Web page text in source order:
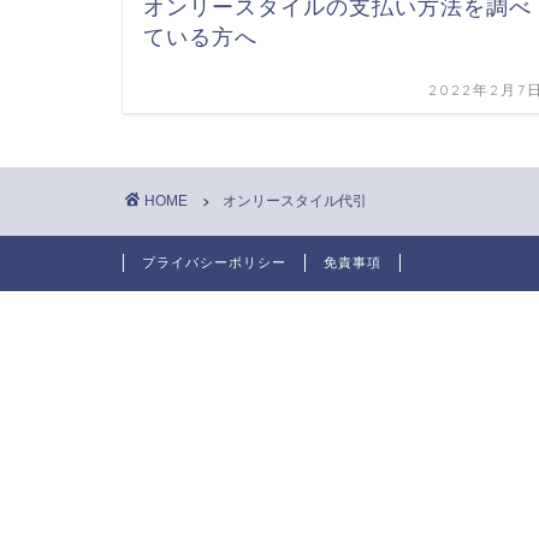
オンリースタイルの支払い方法を調べ
ている方へ
2022年2月7
HOME オンリースタイル代引
プライバシーポリシー 免責事項